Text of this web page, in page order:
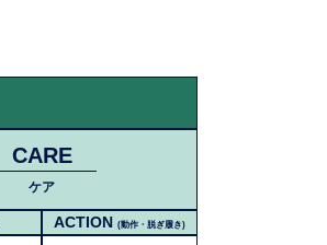
CARE
ケア
ACTION (動作・脱ぎ履き)